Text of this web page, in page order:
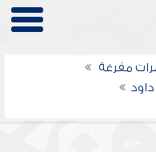
مفرغة